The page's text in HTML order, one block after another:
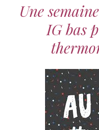
Une
IG bas